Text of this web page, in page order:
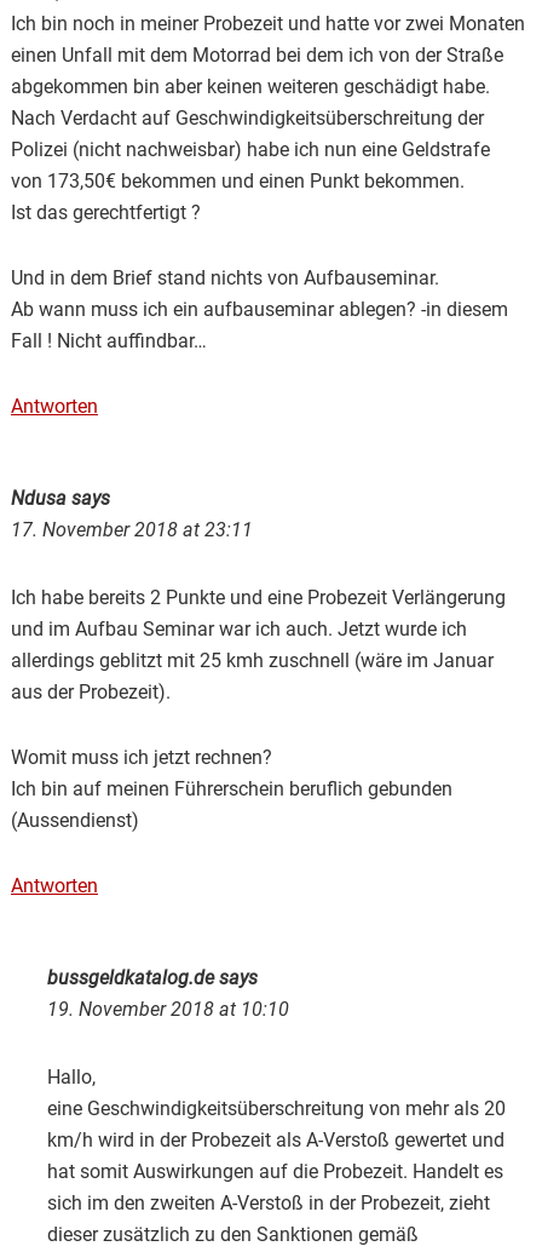
Ich bin noch in meiner Probezeit und hatte vor zwei Monaten
einen Unfall mit dem Motorrad bei dem ich von der Straße
abgekommen bin aber keinen weiteren geschädigt habe.
Nach Verdacht auf Geschwindigkeitsüberschreitung der
Polizei (nicht nachweisbar) habe ich nun eine Geldstrafe
von 173,50€ bekommen und einen Punkt bekommen.
Ist das gerechtfertigt ?
Und in dem Brief stand nichts von Aufbauseminar.
Ab wann muss ich ein aufbauseminar ablegen? -in diesem
Fall ! Nicht auffindbar…
Antworten
Ndusa says
17. November 2018 at 23:11
Ich habe bereits 2 Punkte und eine Probezeit Verlängerung
und im Aufbau Seminar war ich auch. Jetzt wurde ich
allerdings geblitzt mit 25 kmh zuschnell (wäre im Januar
aus der Probezeit).
Womit muss ich jetzt rechnen?
Ich bin auf meinen Führerschein beruflich gebunden
(Aussendienst)
Antworten
bussgeldkatalog.desays
19. November 2018 at 10:10
Hallo,
eine Geschwindigkeitsüberschreitung von mehr als 20
km/h wird in der Probezeit als A-Verstoß gewertet und
hat somit Auswirkungen auf die Probezeit. Handelt es
sich im den zweiten A-Verstoß in der Probezeit, zieht
dieser zusätzlich zu den Sanktionen gemäß